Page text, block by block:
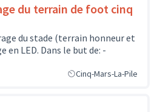
du terrain de foot cinq
du stade (terrain honneur et
en LED. Dans le but de: -
Cinq-Mars-La-Pile